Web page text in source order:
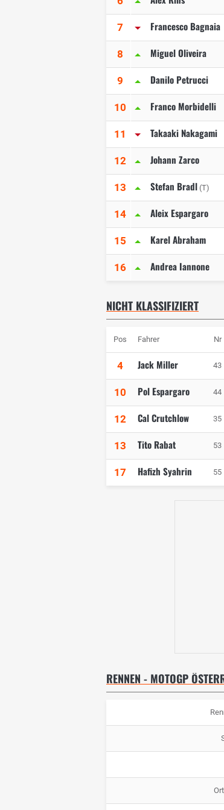
7 Francesco Bagnaia
8 Miguel Oliveira
9 Danilo Petrucci
10 Franco Morbidelli
11 Takaaki Nakagami
12 Johann Zarco
13 Stefan Bradl (T)
14 Aleix Espargaro
15 Karel Abraham
16 Andrea Iannone
NICHT KLASSIFIZIERT
Pos Fahrer Nr
4 Jack Miller 43
10 Pol Espargaro 44
12 Cal Crutchlow 35
13 Tito Rabat 53
17 Hafizh Syahrin 55
RENNEN - MOTOGP